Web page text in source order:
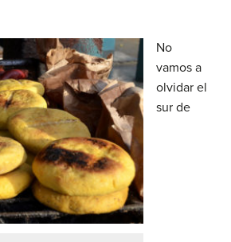
No
vamos a
olvidar el
sur de